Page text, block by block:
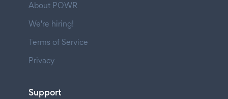
About POWR
We're hiring!
Terms of Service
Privacy
Support